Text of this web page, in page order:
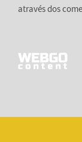
através dos